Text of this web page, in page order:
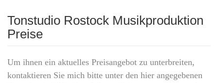
Tonstudio Rostock Musikproduktion
Preise
Um ihnen ein aktuelles Preisangebot zu unterbreiten,
kontaktieren Sie mich bitte unter den hier angegebenen